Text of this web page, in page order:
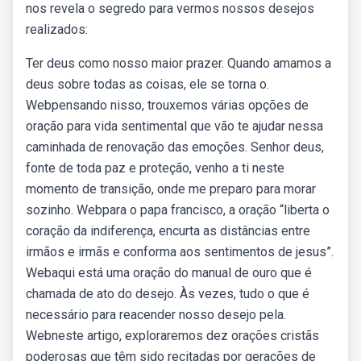
nos revela o segredo para vermos nossos desejos
realizados:
Ter deus como nosso maior prazer. Quando amamos a
deus sobre todas as coisas, ele se torna o.
Webpensando nisso, trouxemos várias opções de
oração para vida sentimental que vão te ajudar nessa
caminhada de renovação das emoções. Senhor deus,
fonte de toda paz e proteção, venho a ti neste
momento de transição, onde me preparo para morar
sozinho. Webpara o papa francisco, a oração “liberta o
coração da indiferença, encurta as distâncias entre
irmãos e irmãs e conforma aos sentimentos de jesus”.
Webaqui está uma oração do manual de ouro que é
chamada de ato do desejo. Às vezes, tudo o que é
necessário para reacender nosso desejo pela.
Webneste artigo, exploraremos dez orações cristãs
poderosas que têm sido recitadas por gerações de